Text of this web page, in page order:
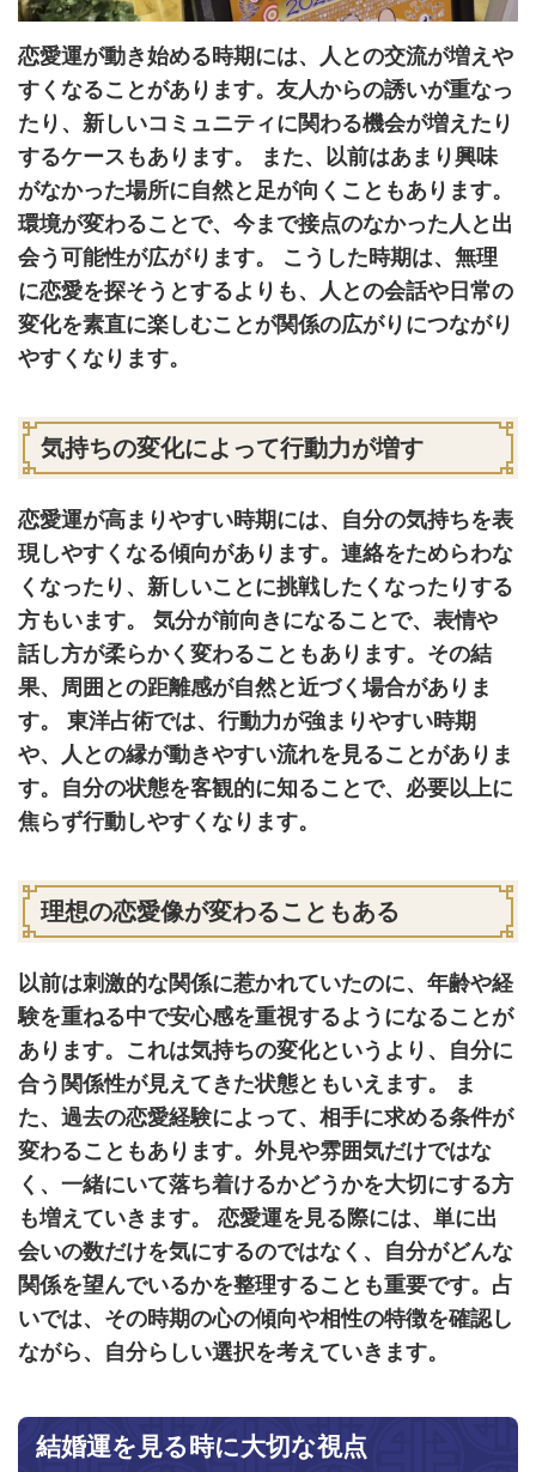
恋愛運が動き始める時期には、人との交流が増えや
すくなることがあります。友人からの誘いが重なっ
たり、新しいコミュニティに関わる機会が増えたり
するケースもあります。 また、以前はあまり興味
がなかった場所に自然と足が向くこともあります。
環境が変わることで、今まで接点のなかった人と出
会う可能性が広がります。 こうした時期は、無理
に恋愛を探そうとするよりも、人との会話や日常の
変化を素直に楽しむことが関係の広がりにつながり
やすくなります。
気持ちの変化によって行動力が増す
恋愛運が高まりやすい時期には、自分の気持ちを表
現しやすくなる傾向があります。連絡をためらわな
くなったり、新しいことに挑戦したくなったりする
方もいます。 気分が前向きになることで、表情や
話し方が柔らかく変わることもあります。その結
果、周囲との距離感が自然と近づく場合がありま
す。 東洋占術では、行動力が強まりやすい時期
や、人との縁が動きやすい流れを見ることがありま
す。自分の状態を客観的に知ることで、必要以上に
焦らず行動しやすくなります。
理想の恋愛像が変わることもある
以前は刺激的な関係に惹かれていたのに、年齢や経
験を重ねる中で安心感を重視するようになることが
あります。これは気持ちの変化というより、自分に
合う関係性が見えてきた状態ともいえます。 ま
た、過去の恋愛経験によって、相手に求める条件が
変わることもあります。外見や雰囲気だけではな
く、一緒にいて落ち着けるかどうかを大切にする方
も増えていきます。 恋愛運を見る際には、単に出
会いの数だけを気にするのではなく、自分がどんな
関係を望んでいるかを整理することも重要です。占
いでは、その時期の心の傾向や相性の特徴を確認し
ながら、自分らしい選択を考えていきます。
結婚運を見る時に大切な視点